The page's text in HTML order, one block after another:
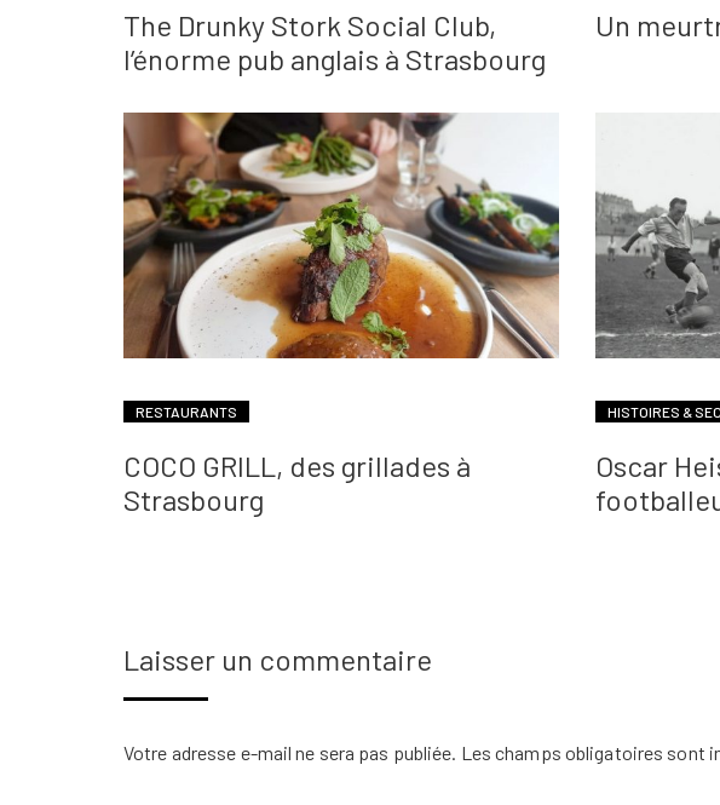
The Drunky Stork Social Club,
l’énorme pub anglais à Strasbourg
Un
RESTAURANTS
COCO GRILL, des grillades à
Strasbourg
HISTOIRES &
Oscar
Laisser un commentaire
Votre adresse e-mail ne sera pas publiée. Les champs obligatoires sont